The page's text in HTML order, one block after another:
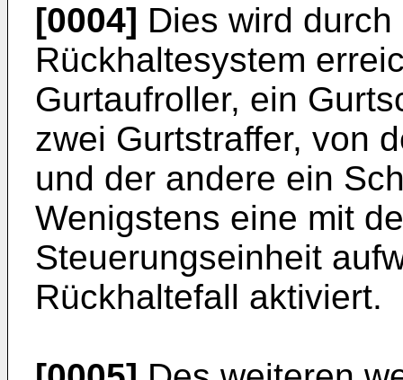
[0004] Dies wird
Rückhaltesystem
Gurtaufroller, ein
zwei Gurtstraffer, von
und der andere ein
Wenigstens eine mit
Steuerungseinheit
Rückhaltefall aktiviert.